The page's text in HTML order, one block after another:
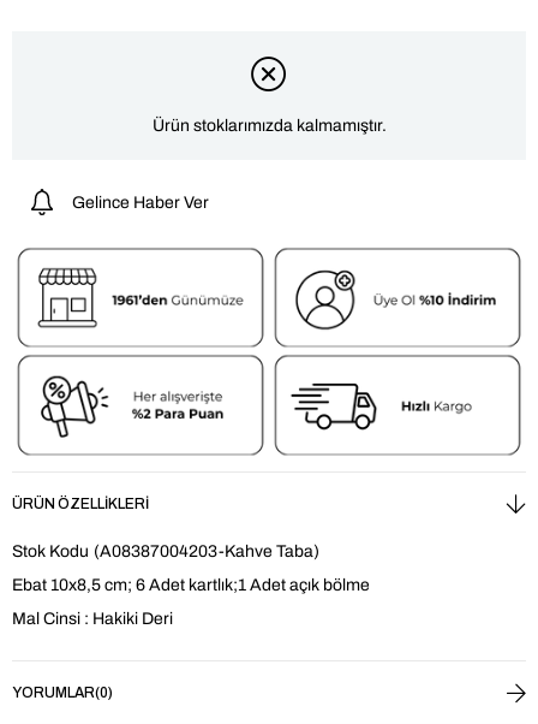
Ürün stoklarımızda kalmamıştır.
Gelince Haber Ver
ÜRÜN ÖZELLIKLERI
Stok Kodu (A08387004203-Kahve Taba)
Ebat 10x8,5 cm; 6 Adet kartlık;1 Adet açık bölme
Mal Cinsi : Hakiki Deri
YORUMLAR(0)